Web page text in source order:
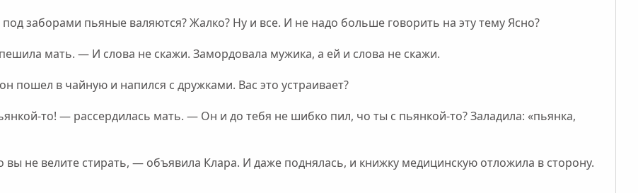
заборами пьяные валяются? Жалко? Ну и все. И не надо больше говорить на эту тему Ясно?
мать. — И слова не скажи. Замордовала мужика, а ей и слова не скажи.
пошел в чайную и напился с дружками. Вас это устраивает?
то! — рассердилась мать. — Он и до тебя не шибко пил, чо ты с пьянкой-то? Заладила: «пьянка,
не велите стирать, — объявила Клара. И даже поднялась, и книжку медицинскую отложила в сторону.